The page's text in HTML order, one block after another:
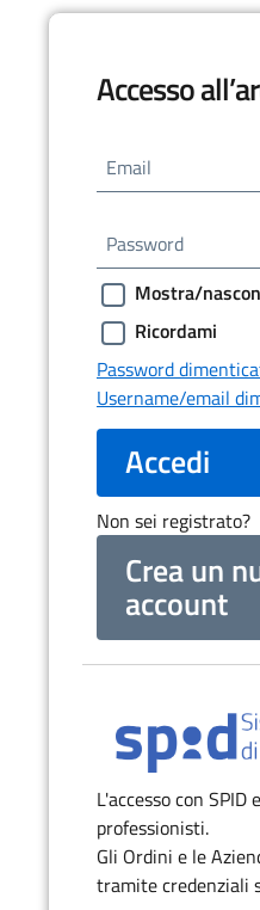
Accesso
Email
Password
Mostra/
Ricordami
Password
Username/email
Accedi
Non sei registrato?
Crea un
account
L'accesso con
professionisti.
Gli Ordini e le
tramite credenziali